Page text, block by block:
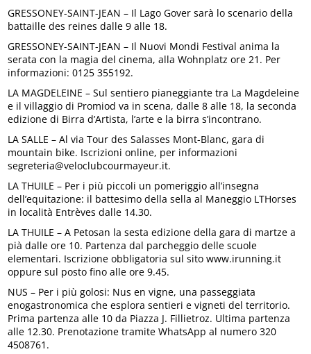
GRESSONEY-SAINT-JEAN – Il Lago Gover sarà lo scenario della
battaille des reines dalle 9 alle 18.
GRESSONEY-SAINT-JEAN – Il Nuovi Mondi Festival anima la
serata con la magia del cinema, alla Wohnplatz ore 21. Per
informazioni: 0125 355192.
LA MAGDELEINE – Sul sentiero pianeggiante tra La Magdeleine
e il villaggio di Promiod va in scena, dalle 8 alle 18, la seconda
edizione di Birra d’Artista, l’arte e la birra s’incontrano.
LA SALLE – Al via Tour des Salasses Mont-Blanc, gara di
mountain bike. Iscrizioni online, per informazioni
segreteria@veloclubcourmayeur.it.
LA THUILE – Per i più piccoli un pomeriggio all’insegna
dell’equitazione: il battesimo della sella al Maneggio LTHorses
in località Entrèves dalle 14.30.
LA THUILE – A Petosan la sesta edizione della gara di martze a
pià dalle ore 10. Partenza dal parcheggio delle scuole
elementari. Iscrizione obbligatoria sul sito www.irunning.it
oppure sul posto fino alle ore 9.45.
NUS – Per i più golosi: Nus en vigne, una passeggiata
enogastronomica che esplora sentieri e vigneti del territorio.
Prima partenza alle 10 da Piazza J. Fillietroz. Ultima partenza
alle 12.30. Prenotazione tramite WhatsApp al numero 320
4508761.